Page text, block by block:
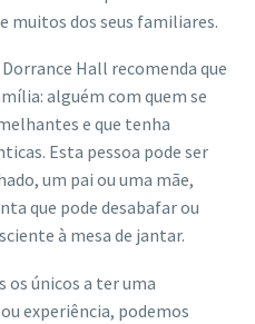
muitos dos seus familiares.
Hall recomenda que
alguém com quem se
e que tenha
Esta pessoa pode ser
um pai ou uma mãe,
que pode desabafar ou
à mesa de jantar.
os únicos a ter uma
experiência, podemos